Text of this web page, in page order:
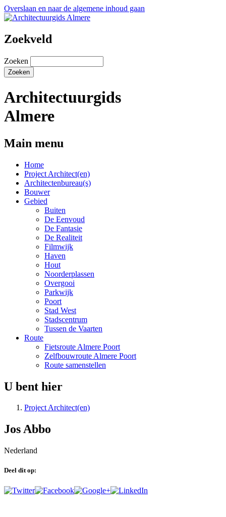
Overslaan en naar de algemene inhoud gaan
Zoekveld
Zoeken
Architectuurgids
Almere
Main menu
Home
Project Architect(en)
Architectenbureau(s)
Bouwer
Gebied
Buiten
De Eenvoud
De Fantasie
De Realiteit
Filmwijk
Haven
Hout
Noorderplassen
Overgooi
Parkwijk
Poort
Stad West
Stadscentrum
Tussen de Vaarten
Route
Fietsroute Almere Poort
Zelfbouwroute Almere Poort
Route samenstellen
U bent hier
Project Architect(en)
Jos Abbo
Nederland
Deel dit op: